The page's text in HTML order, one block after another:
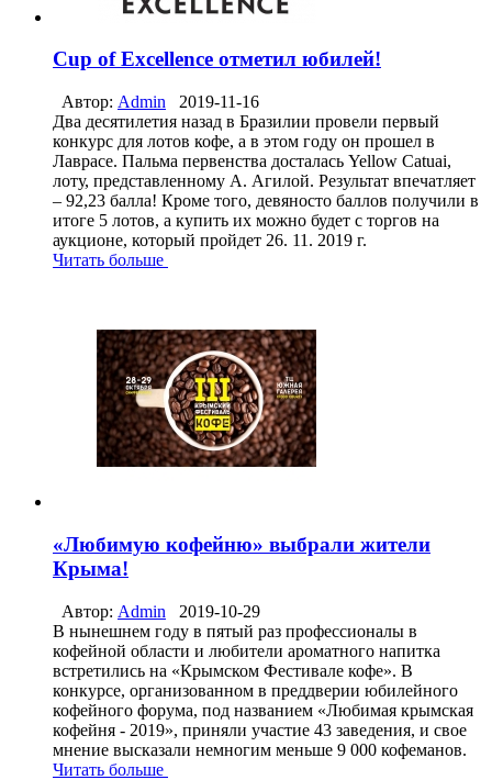
Cup of Excellence отметил юбилей!
Автор: Admin
2019-11-16
Два десятилетия назад в Бразилии провели первый
конкурс для лотов кофе, а в этом году он прошел в
Лаврасе. Пальма первенства досталась Yellow Catuai,
лоту, представленному А. Агилой. Результат впечатляет
– 92,23 балла! Кроме того, девяносто баллов получили в
итоге 5 лотов, а купить их можно будет с торгов на
аукционе, который пройдет 26. 11. 2019 г.
Читать больше
«Любимую кофейню» выбрали жители
Крыма!
Автор: Admin
2019-10-29
В нынешнем году в пятый раз профессионалы в
кофейной области и любители ароматного напитка
встретились на «Крымском Фестивале кофе». В
конкурсе, организованном в преддверии юбилейного
кофейного форума, под названием «Любимая крымская
кофейня - 2019», приняли участие 43 заведения, и свое
мнение высказали немногим меньше 9 000 кофеманов.
Читать больше